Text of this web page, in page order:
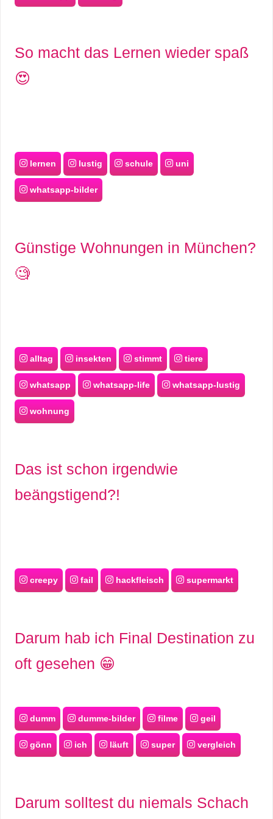
So macht das Lernen wieder spaß
😍
lernen lustig schule uni
whatsapp-bilder
Günstige Wohnungen in München?
🧐
alltag insekten stimmt tiere
whatsapp whatsapp-life whatsapp-lustig
wohnung
Das ist schon irgendwie
beängstigend?!
creepy fail hackfleisch supermarkt
Darum hab ich Final Destination zu
oft gesehen 😁
dumm dumme-bilder filme geil
gönn ich läuft super vergleich
Darum solltest du niemals Schach